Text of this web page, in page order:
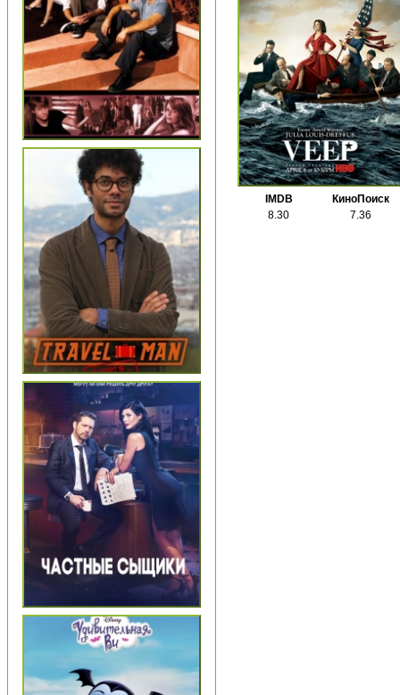
IMDB
8.30
КиноПоиск
7.36